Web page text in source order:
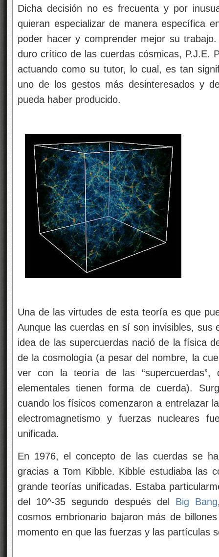
Dicha decisión no es frecuenta y por
quieran especializar de manera específica
poder hacer y comprender mejor su
duro crítico de las cuerdas cósmicas, P.J.E.
actuando como su tutor, lo cual, es tan
uno de los gestos más desinteresados y
pueda haber producido.
Una de las virtudes de esta teoría es que
Aunque las cuerdas en sí son invisibles, sus
idea de las supercuerdas nació de la física
de la cosmología (a pesar del nombre, la
ver con la teoría de las “supercuerdas”,
elementales tienen forma de cuerda).
cuando los físicos comenzaron a entrelazar
electromagnetismo y fuerzas nucleares
unificada.
En 1976, el concepto de las cuerdas se
gracias a Tom Kibble. Kibble estudiaba las
grande teorías unificadas. Estaba
del 10^-35 segundo después del Big Bang
cosmos embrionario bajaron más de
momento en que las fuerzas y las partículas